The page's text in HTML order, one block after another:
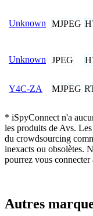
Unknown MJPEG
Unknown JPEG
Y4C-ZA MJPEG
* iSpyConnect n'a
les produits de Avs.
du crowdsourcing
inexacts ou obsolètes.
pourrez vous
Autres